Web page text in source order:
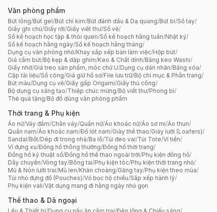
Văn phòng phẩm
Bút lông/Bút gel/Bút chì kim/Bút đánh dấu & Dạ quang/Bút bi/Sổ tay/
Giấy ghi chú/Giấy rời/Giấy viết thư/Sổ vẽ/
Sổ kế hoạch học tập & thói quen/Sổ kế hoạch hằng tuần/Nhật ký/
Sổ kế hoạch hằng ngày/Sổ kế hoạch hằng tháng/
Dụng cụ văn phòng nhỏ/Khay sắp xếp bàn làm việc/Hộp bút/
Giá cắm bút/Bộ kẹp & dập ghim/Keo & Chất dính/Băng keo Washi/
Giấy nhớ/Giá treo sản phẩm, móc chữ U/Dụng cụ dán nhãn/Băng xóa/
Cặp tài liệu/Sổ còng/Giá giữ hồ sơ/File lưu trữ/Bộ chỉ mục & Phân trang/
Bút màu/Dụng cụ vẽ/Giấy gấp Origami/Giấy thủ công/
Bộ dụng cụ sáng tạo/Thiệp chúc mừng/Bộ viết thư/Phong bì/
Thẻ quà tặng/Bộ đồ dùng văn phòng phẩm
Thời trang & Phụ kiện
Áo nữ/Váy đầm/Chân váy/Quần nữ/Áo khoác nữ/Áo sơ mi/Áo thun/
Quần nam/Áo khoác nam/Đồ lót nam/Giày thể thao/Giày lười (Loafers)/
Sandal/Bốt/Dép đi trong nhà/Ba lô/Túi đeo vai/Túi Tote/Ví tiền/
Ví đựng xu/Đồng hồ thông thường/Đồng hồ thời trang/
Đồng hồ kỹ thuật số/Đồng hồ thể thao ngoài trời/Phụ kiện đồng hồ/
Dây chuyền/Vòng tay/Bông tai/Phụ kiện tóc/Phụ kiện thời trang nhỏ/
Mũ & Nón lưỡi trai/Mũ len/Khăn choàng/Găng tay/Phụ kiện theo mùa/
Túi nhỏ đựng đồ (Pouches)/Vỏ bọc hộ chiếu/Sắp xếp hành lý/
Phụ kiện vali/Vật dụng mang đi hằng ngày nhỏ gọn
Thể thao & Dã ngoại